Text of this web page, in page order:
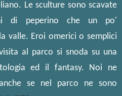
Le sculture sono scavate
di peperino che un po'
valle. Eroi omerici o semplici
al parco si snoda su una
ed il fantasy. Noi ne
se nel parco ne sono